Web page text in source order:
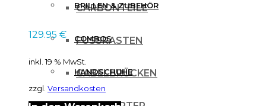
CARBONTEILE
FUSSRASTEN
GABELBRÜCKEN
BRILLEN & ZUBEHÖR
COMBOS
HANDSCHUHE
129.95 €
inkl. 19 % MwSt.
zzgl. Versandkosten